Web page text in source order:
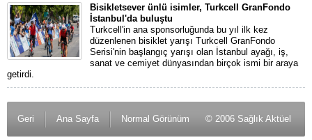
Bisikletsever ünlü isimler, Turkcell GranFondo
İstanbul'da buluştu
Turkcell'in ana sponsorluğunda bu yıl ilk kez
düzenlenen bisiklet yarışı Turkcell GranFondo
Serisi'nin başlangıç yarışı olan İstanbul ayağı, iş,
sanat ve cemiyet dünyasından birçok ismi bir araya
getirdi.
Geri Ana Sayfa Normal Görünüm © 2006 Sağlık Aktüel